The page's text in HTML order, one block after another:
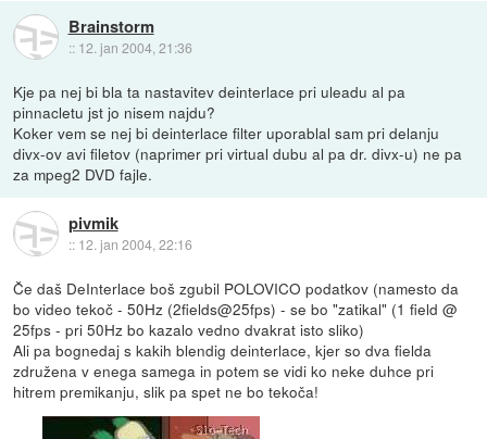
Brainstorm
:: 12. jan 2004, 21:36
Kje pa nej bi bla ta nastavitev deinterlace pri uleadu al pa
pinnacletu jst jo nisem najdu?
Koker vem se nej bi deinterlace filter uporablal sam pri delanju
divx-ov avi filetov (naprimer pri virtual dubu al pa dr. divx-u) ne pa
za mpeg2 DVD fajle.
pivmik
:: 12. jan 2004, 22:16
Če daš DeInterlace boš zgubil POLOVICO podatkov (namesto da
bo video tekoč - 50Hz (2fields@25fps) - se bo "zatikal" (1 field @
25fps - pri 50Hz bo kazalo vedno dvakrat isto sliko)
Ali pa bognedaj s kakih blendig deinterlace, kjer so dva fielda
združena v enega samega in potem se vidi ko neke duhce pri
hitrem premikanju, slik pa spet ne bo tekoča!